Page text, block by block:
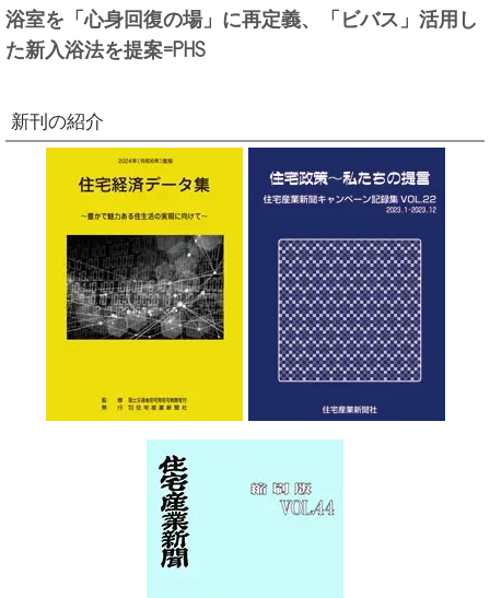
浴室を「心身回復の場」に再定義、「ビバス」活用し
た新入浴法を提案=PHS
新刊の紹介